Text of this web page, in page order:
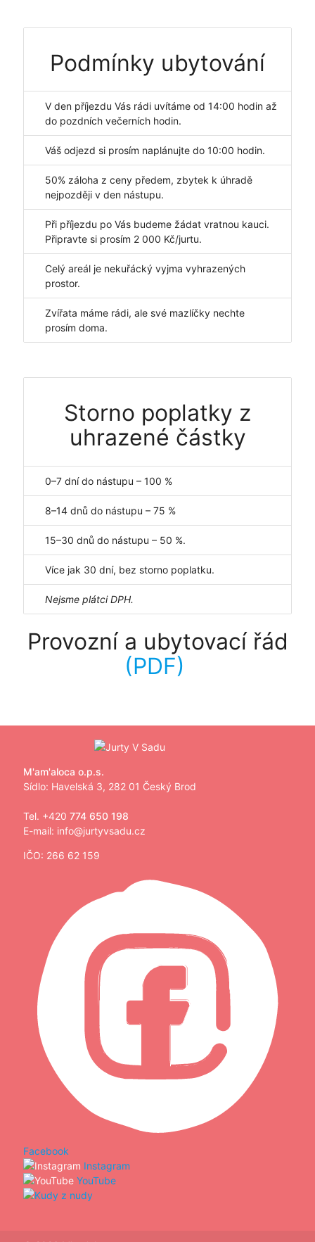
Podmínky ubytování
V den příjezdu Vás rádi uvítáme od 14:00 hodin až
do pozdních večerních hodin.
Váš odjezd si prosím naplánujte do 10:00 hodin.
50% záloha z ceny předem, zbytek k úhradě
nejpozději v den nástupu.
Při příjezdu po Vás budeme žádat vratnou kauci.
Připravte si prosím 2 000 Kč/jurtu.
Celý areál je nekuřácký vyjma vyhrazených
prostor.
Zvířata máme rádi, ale své mazlíčky nechte
prosím doma.
Storno poplatky z
uhrazené částky
0–7 dní do nástupu – 100 %
8–14 dnů do nástupu – 75 %
15–30 dnů do nástupu – 50 %.
Více jak 30 dní, bez storno poplatku.
Nejsme plátci DPH.
Provozní a ubytovací řád
(PDF)
M'am'aloca o.p.s.
Sídlo: Havelská 3, 282 01 Český Brod
Tel. +420 774 650 198
E-mail: info@jurtyvsadu.cz
IČO: 266 62 159
Facebook
Instagram
YouTube